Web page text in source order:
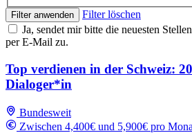
Filter anwenden
Filter löschen
Ja, sendet mir bitte die neuesten
per E-Mail zu.
Top verdienen in der Schweiz:
Dialoger*in
Bundesweit
Zwischen 4,400€ und 5,900€ pro